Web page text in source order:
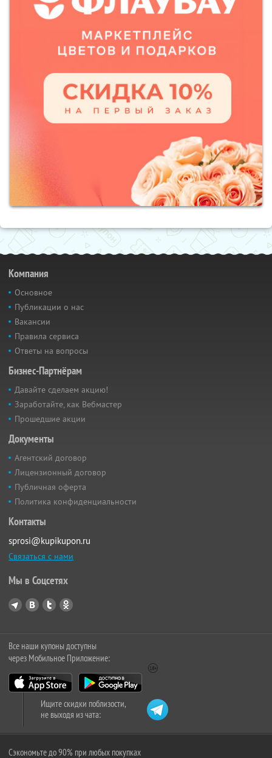
Компания
Основное
Публикации о нас
Вакансии
Правила сервиса
Ответы на вопросы
Бизнес-Партнёрам
Давайте сделаем акцию!
Заработайте, как Вебмастер
Прошедшие акции
Документы
Агентский договор
Лицензионный договор
Публичная оферта
Политика конфиденциальности
Контакты
sprosi@kupikupon.ru
Связаться с нами
Мы в Соцсетях
Все наши купоны доступны
через Мобильное Приложение:
Ищите скидки поблизости,
не выходя из чата:
Сэкономьте до 90% при любых покупках